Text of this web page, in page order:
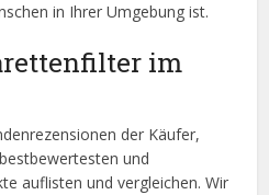
in Ihrer Umgebung ist.
im
der Käufer,
und
auflisten und vergleichen. Wir